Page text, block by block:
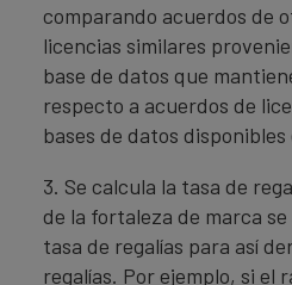
comparando acuerdos de
licencias similares
base de datos que
respecto a acuerdos de
bases de datos
3. Se calcula la tasa de
de la fortaleza de marca
tasa de regalías para así
regalías. Por ejemplo, si el